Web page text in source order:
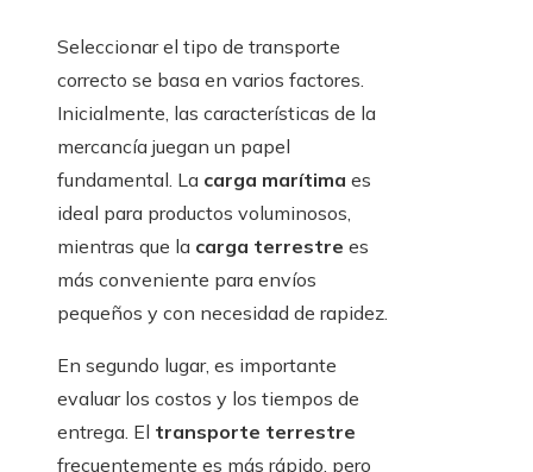
Seleccionar el tipo de transporte
correcto se basa en varios factores.
Inicialmente, las características de la
mercancía juegan un papel
fundamental. La carga marítima es
ideal para productos voluminosos,
mientras que la carga terrestre es
más conveniente para envíos
pequeños y con necesidad de rapidez.
En segundo lugar, es importante
evaluar los costos y los tiempos de
entrega. El transporte terrestre
frecuentemente es más rápido, pero